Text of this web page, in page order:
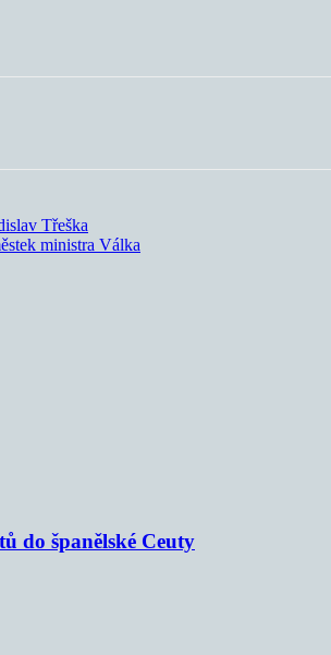
Třeška
ministra Válka
do španělské Ceuty